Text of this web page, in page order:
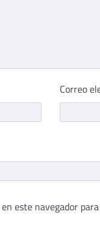
Correo
este navegador